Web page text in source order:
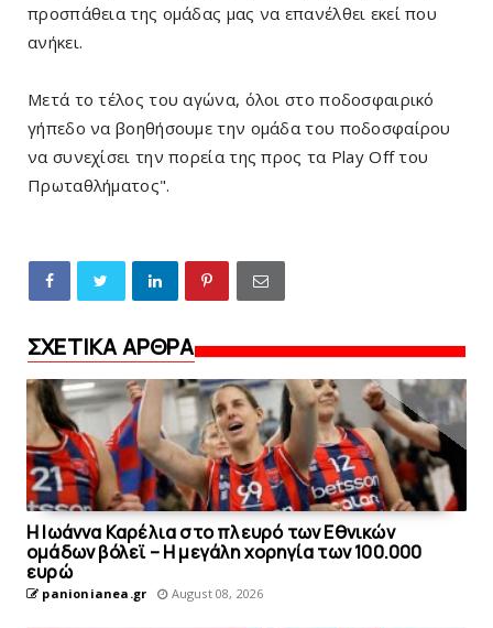
προσπάθεια της ομάδας μας να επανέλθει εκεί που
ανήκει.
Μετά το τέλος του αγώνα, όλοι στο ποδοσφαιρικό
γήπεδο να βοηθήσουμε την ομάδα του ποδοσφαίρου
να συνεχίσει την πορεία της προς τα Play Off του
Πρωταθλήματος".
ΣΧΕΤΙΚΑ ΑΡΘΡΑ
Η Ιωάννα Καρέλια στο πλευρό των Εθνικών
ομάδων βόλεϊ – H μεγάλη χορηγία των 100.000
ευρώ
panionianea.gr August 08, 2026